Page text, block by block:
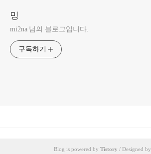
밍
mi2na 님의 블로그입니다.
구독하기
Blog is powered by Tistory / Designed by